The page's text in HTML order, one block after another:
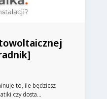
to, ile będziesz
czy dosta...